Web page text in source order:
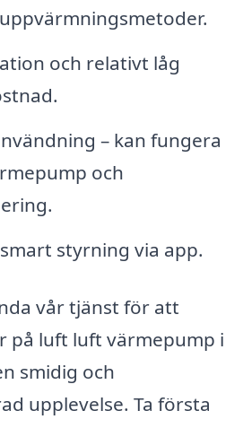
och relativt låg
– kan fungera
och
styrning via app.
vår tjänst för att
på luft luft värmepump i
smidig och
upplevelse. Ta första